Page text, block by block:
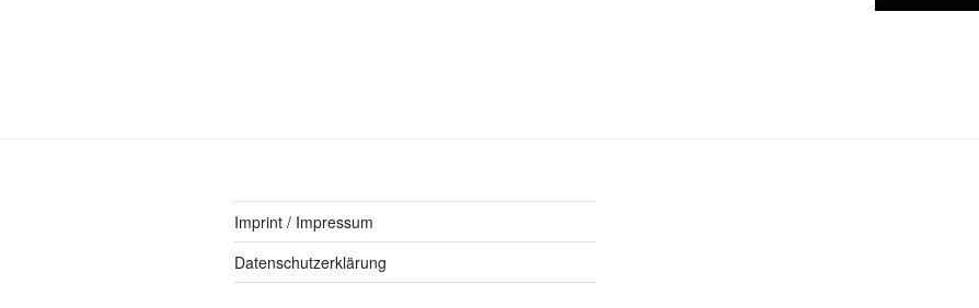
Imprint / Impressum
Datenschutzerklärung